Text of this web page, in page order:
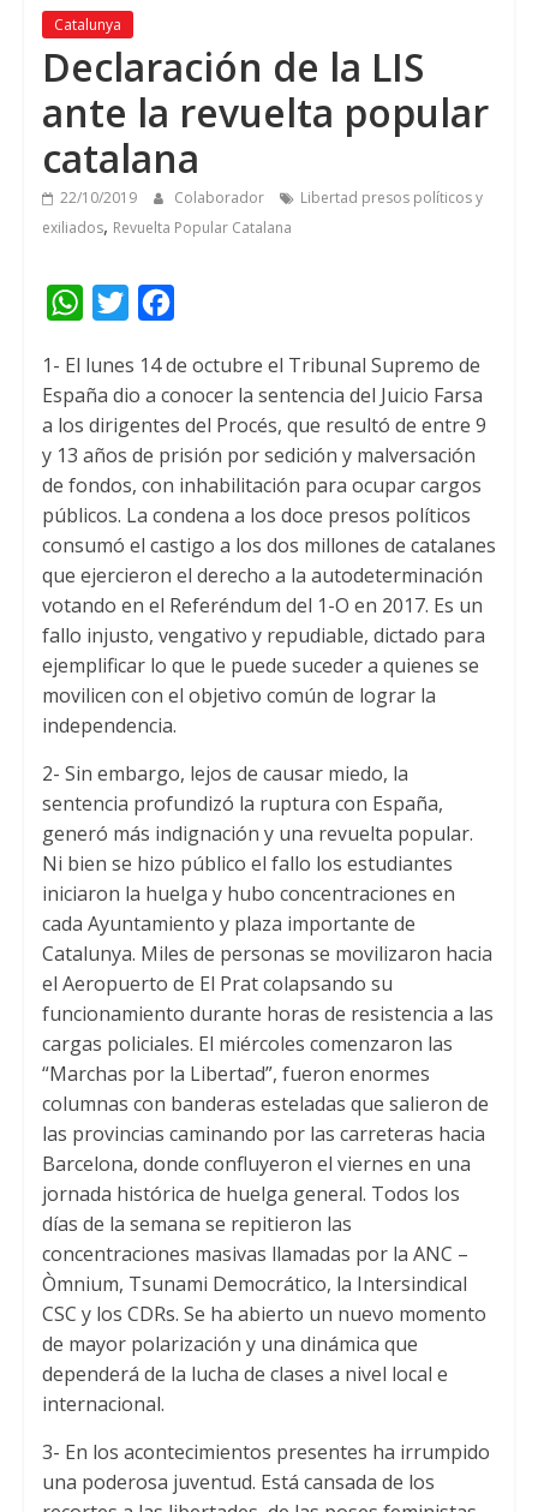
Catalunya
Declaración de la LIS
ante la revuelta popular
catalana
22/10/2019 Colaborador
Libertad presos políticos y
exiliados, Revuelta Popular Catalana
W
a
t
s
A
p
p
i
t
t
e
r
c
e
b
o
o
k
1- El lunes 14 de octubre el Tribunal Supremo de
España dio a conocer la sentencia del Juicio Farsa
a los dirigentes del Procés, que resultó de entre 9
y 13 años de prisión por sedición y malversación
de fondos, con inhabilitación para ocupar cargos
públicos. La condena a los doce presos políticos
consumó el castigo a los dos millones de catalanes
que ejercieron el derecho a la autodeterminación
votando en el Referéndum del 1-O en 2017. Es un
fallo injusto, vengativo y repudiable, dictado para
ejemplificar lo que le puede suceder a quienes se
movilicen con el objetivo común de lograr la
independencia.
2- Sin embargo, lejos de causar miedo, la
sentencia profundizó la ruptura con España,
generó más indignación y una revuelta popular.
Ni bien se hizo público el fallo los estudiantes
iniciaron la huelga y hubo concentraciones en
cada Ayuntamiento y plaza importante de
Catalunya. Miles de personas se movilizaron hacia
el Aeropuerto de El Prat colapsando su
funcionamiento durante horas de resistencia a las
cargas policiales. El miércoles comenzaron las
“Marchas por la Libertad”, fueron enormes
columnas con banderas esteladas que salieron de
las provincias caminando por las carreteras hacia
Barcelona, donde confluyeron el viernes en una
jornada histórica de huelga general. Todos los
días de la semana se repitieron las
concentraciones masivas llamadas por la ANC –
Òmnium, Tsunami Democrático, la Intersindical
CSC y los CDRs. Se ha abierto un nuevo momento
de mayor polarización y una dinámica que
dependerá de la lucha de clases a nivel local e
internacional.
3- En los acontecimientos presentes ha irrumpido
una poderosa juventud. Está cansada de los